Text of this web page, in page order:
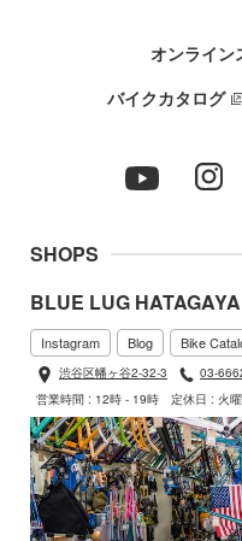
オンライン
バイクカタログ
SHOPS
BLUE LUG HATAGAYA
Instagram Blog Bike
渋谷区幡ヶ谷2-32-3
03-
営業時間 : 12時 - 19時
定休日 : 火